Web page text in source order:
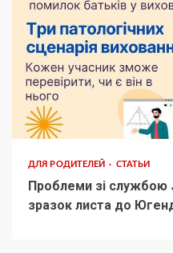
ДЛЯ РОДИТЕЛЕЙ СТАТЬИ
Проблеми зі службою
зразок листа до